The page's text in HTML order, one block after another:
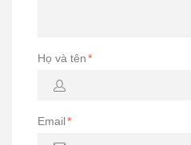
Họ và tên*
Email*